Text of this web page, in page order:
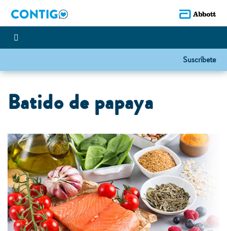
Suscríbete
Batido de papaya